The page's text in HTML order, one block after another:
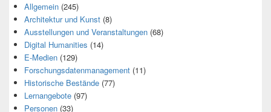
Allgemein (245)
Architektur und Kunst (8)
Ausstellungen und Veranstaltungen (68)
Digital Humanities (14)
E-Medien (129)
Forschungsdatenmanagement (11)
Historische Bestände (77)
Lernangebote (97)
Personen (33)